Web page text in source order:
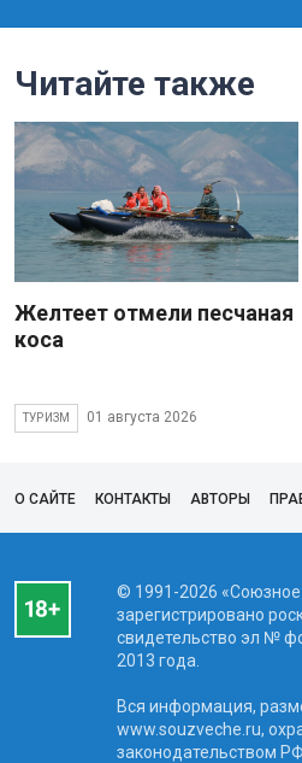
Читайте также
Желтеет отмели песчаная
коса
ТУРИЗМ 01 августа 2026
О САЙТЕ КОНТАКТЫ АВТОРЫ
© 1991-2026 «Союзное
зарегистрировано
свидетельство эл №
2013 года.
Вся информация,
www.souzveche.ru,
законодательством